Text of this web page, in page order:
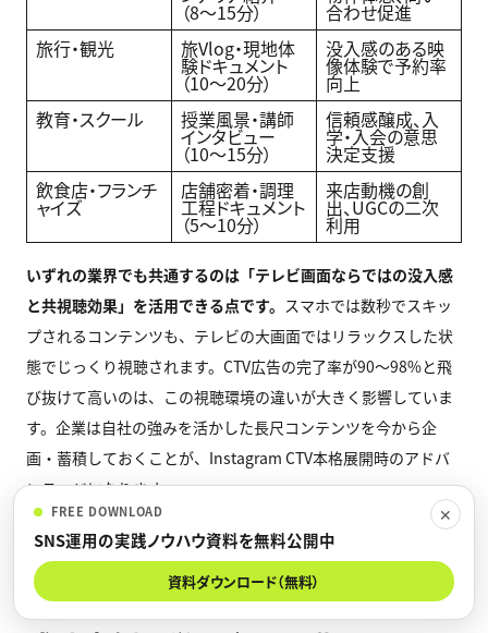
（8〜15分）
合わせ促進
旅行・観光
旅Vlog・現地体
験ドキュメント
（10〜20分）
没入感のある映
像体験で予約率
向上
教育・スクール
授業風景・講師
インタビュー
（10〜15分）
信頼感醸成、入
学・入会の意思
決定支援
飲食店・フランチ
ャイズ
店舗密着・調理
工程ドキュメント
（5〜10分）
来店動機の創
出、UGCの二次
利用
いずれの業界でも共通するのは「テレビ画面ならではの没入感
と共視聴効果」を活用できる点です。 スマホでは数秒でスキッ
プされるコンテンツも、テレビの大画面ではリラックスした状
態でじっくり視聴されます。CTV広告の完了率が90〜98%と飛
び抜けて高いのは、この視聴環境の違いが大きく影響していま
す。企業は自社の強みを活かした長尺コンテンツを今から企
画・蓄積しておくことが、Instagram CTV本格展開時のアドバ
ンテージになります。
✕
FREE DOWNLOAD
SNS運用の実践ノウハウ資料を無料公開中
資料ダウンロード（無料）